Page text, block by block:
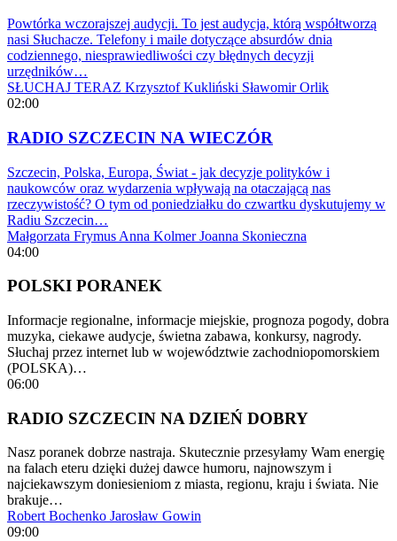
Powtórka wczorajszej audycji. To jest audycja, którą współtworzą
nasi Słuchacze. Telefony i maile dotyczące absurdów dnia
codziennego, niesprawiedliwości czy błędnych decyzji
urzędników…
SŁUCHAJ TERAZ Krzysztof Kukliński Sławomir Orlik
02:00
RADIO SZCZECIN NA WIECZÓR
Szczecin, Polska, Europa, Świat - jak decyzje polityków i
naukowców oraz wydarzenia wpływają na otaczającą nas
rzeczywistość? O tym od poniedziałku do czwartku dyskutujemy w
Radiu Szczecin…
Małgorzata Frymus Anna Kolmer Joanna Skonieczna
04:00
POLSKI PORANEK
Informacje regionalne, informacje miejskie, prognoza pogody, dobra
muzyka, ciekawe audycje, świetna zabawa, konkursy, nagrody.
Słuchaj przez internet lub w województwie zachodniopomorskiem
(POLSKA)…
06:00
RADIO SZCZECIN NA DZIEŃ DOBRY
Nasz poranek dobrze nastraja. Skutecznie przesyłamy Wam energię
na falach eteru dzięki dużej dawce humoru, najnowszym i
najciekawszym doniesieniom z miasta, regionu, kraju i świata. Nie
brakuje…
Robert Bochenko Jarosław Gowin
09:00